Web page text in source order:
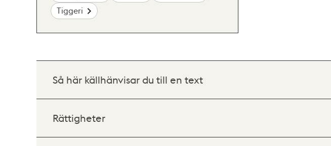
Tiggeri
Så här källhänvisar du till en text
Rättigheter